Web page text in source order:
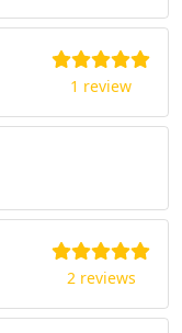
1 review
2 reviews